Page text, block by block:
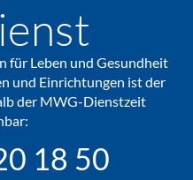
für Leben und Gesundheit
und Einrichtungen ist der
der MWG-Dienstzeit
18 50